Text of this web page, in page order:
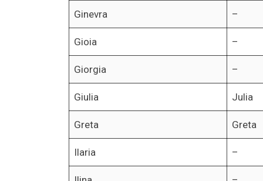
Ginevra –
Gioia –
Giorgia –
Giulia Julia
Greta Greta
Ilaria –